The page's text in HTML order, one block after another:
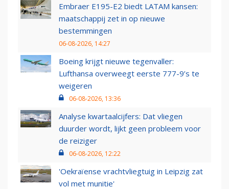
Embraer E195-E2 biedt LATAM kansen:
maatschappij zet in op nieuwe
bestemmingen
06-08-2026, 14:27
Boeing krijgt nieuwe tegenvaller:
Lufthansa overweegt eerste 777-9’s te
weigeren
06-08-2026, 13:36
Analyse kwartaalcijfers: Dat vliegen
duurder wordt, lijkt geen probleem voor
de reiziger
06-08-2026, 12:22
'Oekraïense vrachtvliegtuig in Leipzig zat
vol met munitie'